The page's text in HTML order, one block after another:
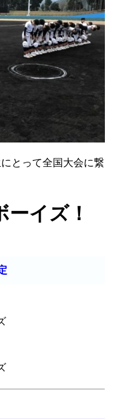
とって全国大会に繋
イズ！